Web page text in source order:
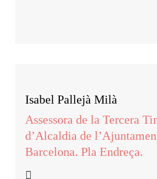
Isabel Pallejà Milà
Assessora de la Tercera
d’Alcaldia de
Barcelona. Pla Endreça.